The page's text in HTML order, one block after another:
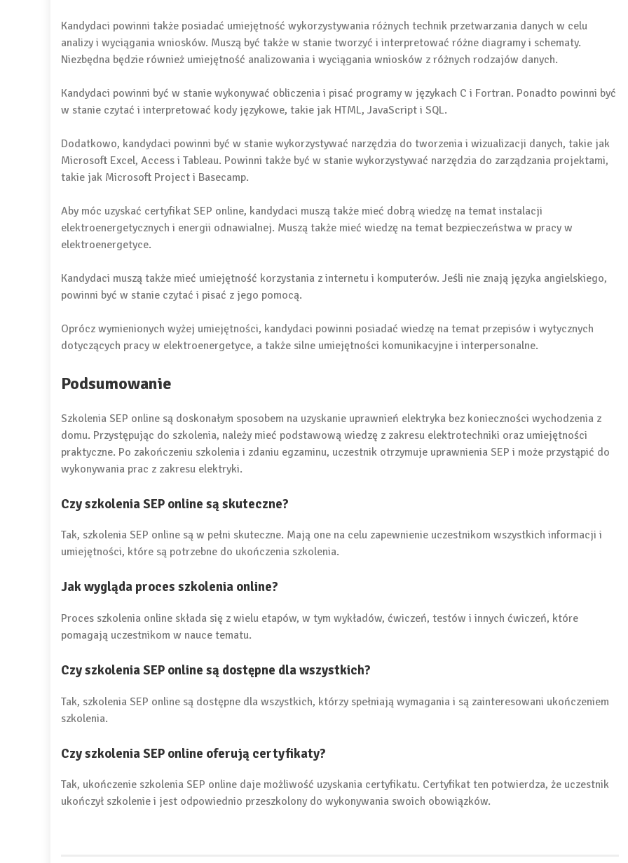
Kandydaci powinni także posiadać umiejętność wykorzystywania różnych technik przetwarzania danych w celu
analizy i wyciągania wniosków. Muszą być także w stanie tworzyć i interpretować różne diagramy i schematy.
Niezbędna będzie również umiejętność analizowania i wyciągania wniosków z różnych rodzajów danych.
Kandydaci powinni być w stanie wykonywać obliczenia i pisać programy w językach C i Fortran. Ponadto powinni być
w stanie czytać i interpretować kody językowe, takie jak HTML, JavaScript i SQL.
Dodatkowo, kandydaci powinni być w stanie wykorzystywać narzędzia do tworzenia i wizualizacji danych, takie jak
Microsoft Excel, Access i Tableau. Powinni także być w stanie wykorzystywać narzędzia do zarządzania projektami,
takie jak Microsoft Project i Basecamp.
Aby móc uzyskać certyfikat SEP online, kandydaci muszą także mieć dobrą wiedzę na temat instalacji
elektroenergetycznych i energii odnawialnej. Muszą także mieć wiedzę na temat bezpieczeństwa w pracy w
elektroenergetyce.
Kandydaci muszą także mieć umiejętność korzystania z internetu i komputerów. Jeśli nie znają języka angielskiego,
powinni być w stanie czytać i pisać z jego pomocą.
Oprócz wymienionych wyżej umiejętności, kandydaci powinni posiadać wiedzę na temat przepisów i wytycznych
dotyczących pracy w elektroenergetyce, a także silne umiejętności komunikacyjne i interpersonalne.
Podsumowanie
Szkolenia SEP online są doskonałym sposobem na uzyskanie uprawnień elektryka bez konieczności wychodzenia z
domu. Przystępując do szkolenia, należy mieć podstawową wiedzę z zakresu elektrotechniki oraz umiejętności
praktyczne. Po zakończeniu szkolenia i zdaniu egzaminu, uczestnik otrzymuje uprawnienia SEP i może przystąpić do
wykonywania prac z zakresu elektryki.
Czy szkolenia SEP online są skuteczne?
Tak, szkolenia SEP online są w pełni skuteczne. Mają one na celu zapewnienie uczestnikom wszystkich informacji i
umiejętności, które są potrzebne do ukończenia szkolenia.
Jak wygląda proces szkolenia online?
Proces szkolenia online składa się z wielu etapów, w tym wykładów, ćwiczeń, testów i innych ćwiczeń, które
pomagają uczestnikom w nauce tematu.
Czy szkolenia SEP online są dostępne dla wszystkich?
Tak, szkolenia SEP online są dostępne dla wszystkich, którzy spełniają wymagania i są zainteresowani ukończeniem
szkolenia.
Czy szkolenia SEP online oferują certyfikaty?
Tak, ukończenie szkolenia SEP online daje możliwość uzyskania certyfikatu. Certyfikat ten potwierdza, że uczestnik
ukończył szkolenie i jest odpowiednio przeszkolony do wykonywania swoich obowiązków.